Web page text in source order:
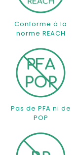
Conforme à la
norme REACH
Pas de PFA ni de
POP